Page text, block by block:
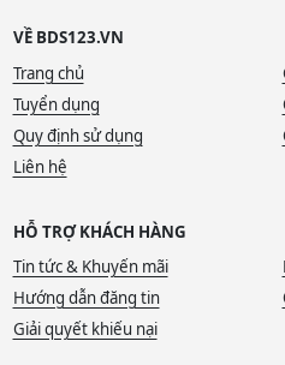
VỀ BDS123.VN
Trang chủ
Tuyển dụng
Quy định sử dụng
Liên hệ
HỖ TRỢ KHÁCH HÀNG
Tin tức & Khuyến mãi
Hướng dẫn đăng tin
Giải quyết khiếu nại